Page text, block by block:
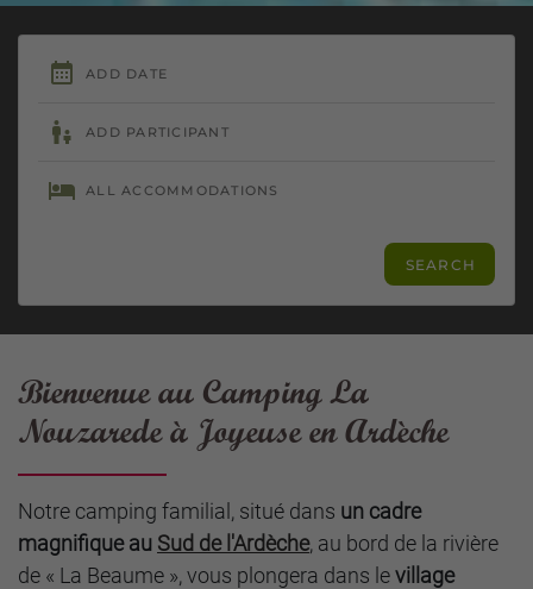
Bienvenue au Camping La
Nouzarede à Joyeuse en Ardèche
Notre camping familial, situé dans un cadre
magnifique au Sud de l'Ardèche, au bord de la rivière
de « La Beaume », vous plongera dans levillage